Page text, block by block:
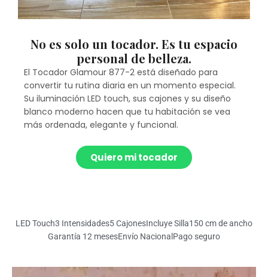
No es solo un tocador. Es tu espacio
personal de belleza.
El Tocador Glamour 877-2 está diseñado para
convertir tu rutina diaria en un momento especial.
Su iluminación LED touch, sus cajones y su diseño
blanco moderno hacen que tu habitación se vea
más ordenada, elegante y funcional.
Quiero mi tocador
LED Touch3 Intensidades5 CajonesIncluye Silla150 cm de ancho
Garantía 12 mesesEnvío NacionalPago seguro